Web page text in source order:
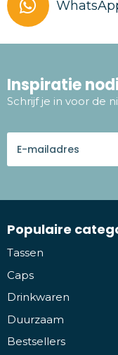
Inspiratie
Schrijf je in voor de
Populaire
Tassen
Caps
Drinkwaren
Duurzaam
Bestsellers